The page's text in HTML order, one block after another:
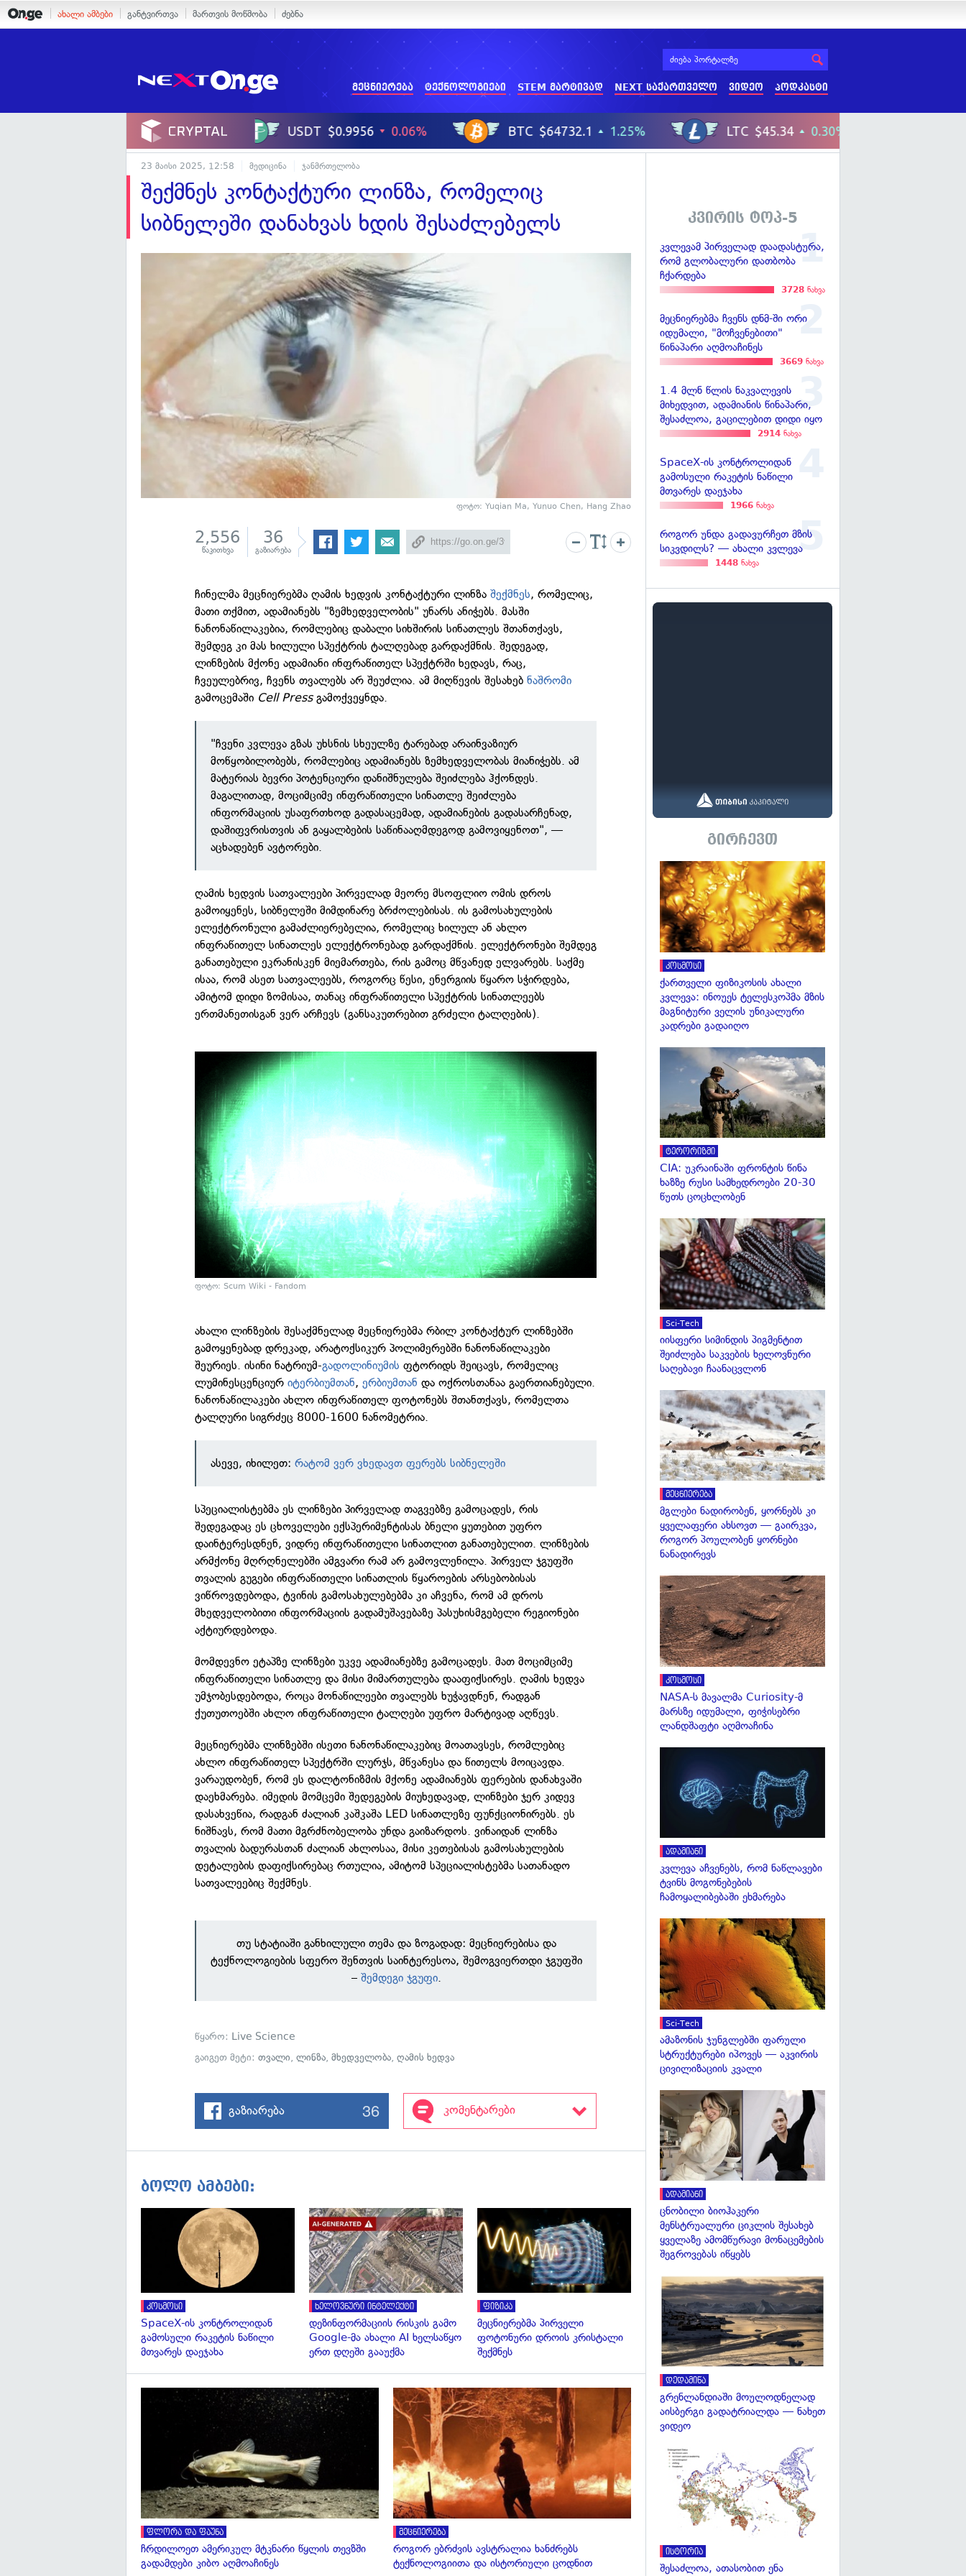
ახალი ამბები განტვირთვა მართვის მოწმობა ძებნა
მეცნიერება ტექნოლოგიები STEM მარტივად NEXT საქართველო ვიდეო პოდკასტი
23 მაისი 2025, 12:58 მედიცინა ჯანმრთელობა
შექმნეს კონტაქტური ლინზა, რომელიც
სიბნელეში დანახვას ხდის შესაძლებელს
ფოტო: Yuqian Ma, Yunuo Chen, Hang Zhao
2,556
წაკითხვა
36
გაზიარება
ჩინელმა მეცნიერებმა ღამის ხედვის კონტაქტური ლინზაშექმნეს, რომელიც,
მათი თქმით, ადამიანებს "ზემხედველობის" უნარს ანიჭებს. მასში
ნანონაწილაკებია, რომლებიც დაბალი სიხშირის სინათლეს შთანთქავს,
შემდეგ კი მას ხილული სპექტრის ტალღებად გარდაქმნის. შედეგად,
ლინზების მქონე ადამიანი ინფრაწითელ სპექტრში ხედავს, რაც,
ჩვეულებრივ, ჩვენს თვალებს არ შეუძლია. ამ მიღწევის შესახებნაშრომი
გამოცემაში Cell Pressგამოქვეყნდა.
"ჩვენი კვლევა გზას უხსნის სხეულზე ტარებად არაინვაზიურ
მოწყობილობებს, რომლებიც ადამიანებს ზემხედველობას მიანიჭებს. ამ
მატერიას ბევრი პოტენციური დანიშნულება შეიძლება ჰქონდეს.
მაგალითად, მოციმციმე ინფრაწითელი სინათლე შეიძლება
ინფორმაციის უსაფრთხოდ გადასაცემად, ადამიანების გადასარჩენად,
დაშიფვრისთვის ან გაყალბების საწინააღმდეგოდ გამოვიყენოთ", —
აცხადებენ ავტორები.
ღამის ხედვის სათვალეები პირველად მეორე მსოფლიო ომის დროს
გამოიყენეს, სიბნელეში მიმდინარე ბრძოლებისას. ის გამოსახულების
ელექტრონული გამაძლიერებელია, რომელიც ხილულ ან ახლო
ინფრაწითელ სინათლეს ელექტრონებად გარდაქმნის. ელექტრონები შემდეგ
განათებული ეკრანისკენ მიემართება, რის გამოც მწვანედ ელვარებს. საქმე
ისაა, რომ ასეთ სათვალეებს, როგორც წესი, ენერგიის წყარო სჭირდება,
ამიტომ დიდი ზომისაა, თანაც ინფრაწითელი სპექტრის სინათლეებს
ერთმანეთისგან ვერ არჩევს (განსაკუთრებით გრძელი ტალღების).
ფოტო: Scum Wiki - Fandom
ახალი ლინზების შესაქმნელად მეცნიერებმა რბილ კონტაქტურ ლინზებში
გამოყენებად დრეკად, არატოქსიკურ პოლიმერებში ნანონაწილაკები
შეურიეს. ისინი ნატრიუმ-გადოლინიუმის ფტორიდს შეიცავს, რომელიც
ლუმინესცენციურიტერბიუმთან,ერბიუმთან და ოქროსთანაა გაერთიანებული.
ნანონაწილაკები ახლო ინფრაწითელ ფოტონებს შთანთქავს, რომელთა
ტალღური სიგრძეც 8000-1600 ნანომეტრია.
ასევე, იხილეთ:რატომ ვერ ვხედავთ ფერებს სიბნელეში
სპეციალისტებმა ეს ლინზები პირველად თაგვებზე გამოცადეს, რის
შედეგადაც ეს ცხოველები ექსპერიმენტისას ბნელი ყუთებით უფრო
დაინტერესდნენ, ვიდრე ინფრაწითელი სინათლით განათებულით. ლინზების
არმქონე მღრღნელებში ამგვარი რამ არ გამოვლენილა. პირველ ჯგუფში
თვალის გუგები ინფრაწითელი სინათლის წყაროების არსებობისას
ვიწროვდებოდა, ტვინის გამოსახულებებმა კი აჩვენა, რომ ამ დროს
მხედველობითი ინფორმაციის გადამუშავებაზე პასუხისმგებელი რეგიონები
აქტიურდებოდა.
მომდევნო ეტაპზე ლინზები უკვე ადამიანებზე გამოცადეს. მათ მოციმციმე
ინფრაწითელი სინათლე და მისი მიმართულება დააფიქსირეს. ღამის ხედვა
უმჯობესდებოდა, როცა მონაწილეები თვალებს ხუჭავდნენ, რადგან
ქუთუთოებში ახლო ინფრაწითელი ტალღები უფრო მარტივად აღწევს.
მეცნიერებმა ლინზებში ისეთი ნანონაწილაკებიც მოათავსეს, რომლებიც
ახლო ინფრაწითელ სპექტრში ლურჯს, მწვანესა და წითელს მოიცავდა.
ვარაუდობენ, რომ ეს დალტონიზმის მქონე ადამიანებს ფერების დანახვაში
დაეხმარება. იმედის მომცემი შედეგების მიუხედავად, ლინზები ჯერ კიდევ
დასახვეწია, რადგან ძალიან კაშკაშა LED სინათლეზე ფუნქციონირებს. ეს
ნიშნავს, რომ მათი მგრძნობელობა უნდა გაიზარდოს. ვინაიდან ლინზა
თვალის ბადურასთან ძალიან ახლოსაა, მისი კეთებისას გამოსახულების
დეტალების დაფიქსირებაც რთულია, ამიტომ სპეციალისტებმა სათანადო
სათვალეებიც შექმნეს.
თუ სტატიაში განხილული თემა და ზოგადად: მეცნიერებისა და
ტექნოლოგიების სფერო შენთვის საინტერესოა, შემოგვიერთდი ჯგუფში
–შემდეგი ჯგუფი.
წყარო: Live Science
გაიგეთ მეტი:თვალი,ლინზა,მხედველობა,ღამის ხედვა
გაზიარება 36 კომენტარები
ბოლო ამბები:
გადახედვა
კოსმოსი
SpaceX-ის კონტროლიდან
გამოსული რაკეტის ნაწილი
მთვარეს დაეჯახა
გადახედვა
ხელოვნური ინტელექტი
დეზინფორმაციის რისკის გამო
Google-მა ახალი AI ხელსაწყო
ერთ დღეში გააუქმა
გადახედვა
ფიზიკა
მეცნიერებმა პირველი
ფოტონური დროის კრისტალი
შექმნეს
გადახედვა
ფლორა და ფაუნა
ჩრდილოეთ ამერიკულ მტკნარი წყლის თევზში
გადამდები კიბო აღმოაჩინეს
გადახედვა
მეცნიერება
როგორ ებრძვის ავსტრალია ხანძრებს
ტექნოლოგიითა და ისტორიული ცოდნით
კვირის ტოპ-5
კვლევამ პირველად დაადასტურა,
რომ გლობალური დათბობა
ჩქარდება
3728 ნახვა
მეცნიერებმა ჩვენს დნმ-ში ორი
იდუმალი, "მოჩვენებითი"
წინაპარი აღმოაჩინეს
3669 ნახვა
1.4 მლნ წლის ნაკვალევის
მიხედვით, ადამიანის წინაპარი,
შესაძლოა, გაცილებით დიდი იყო
2914 ნახვა
SpaceX-ის კონტროლიდან
გამოსული რაკეტის ნაწილი
მთვარეს დაეჯახა
1966 ნახვა
როგორ უნდა გადავურჩეთ მზის
სიკვდილს? — ახალი კვლევა
1448 ნახვა
გირჩევთ
კოსმოსი
ქართველი ფიზიკოსის ახალი
კვლევა: ინოუეს ტელესკოპმა მზის
მაგნიტური ველის უნიკალური
კადრები გადაიღო
ტერორიზმი
CIA: უკრაინაში ფრონტის წინა
ხაზზე რუსი სამხედროები 20-30
წუთს ცოცხლობენ
Sci-Tech
იისფერი სიმინდის პიგმენტით
შეიძლება საკვების ხელოვნური
საღებავი ჩაანაცვლონ
მეცნიერება
მგლები ნადირობენ, ყორნებს კი
ყველაფერი ახსოვთ — გაირკვა,
როგორ პოულობენ ყორნები
ნანადირევს
კოსმოსი
NASA-ს მავალმა Curiosity-მ
მარსზე იდუმალი, ფიჭისებრი
ლანდშაფტი აღმოაჩინა
ადამიანი
კვლევა აჩვენებს, რომ ნაწლავები
ტვინს მოგონებების
ჩამოყალიბებაში ეხმარება
Sci-Tech
ამაზონის ჯუნგლებში ფარული
სტრუქტურები იპოვეს — აკვირის
ცივილიზაციის კვალი
ადამიანი
ცნობილი ბიოჰაკერი
მენსტრუალური ციკლის შესახებ
ყველაზე ამომწურავი მონაცემების
შეგროვებას იწყებს
დედამიწა
გრენლანდიაში მოულოდნელად
აისბერგი გადატრიალდა — ნახეთ
ვიდეო
ისტორია
შესაძლოა, ათასობით ენა